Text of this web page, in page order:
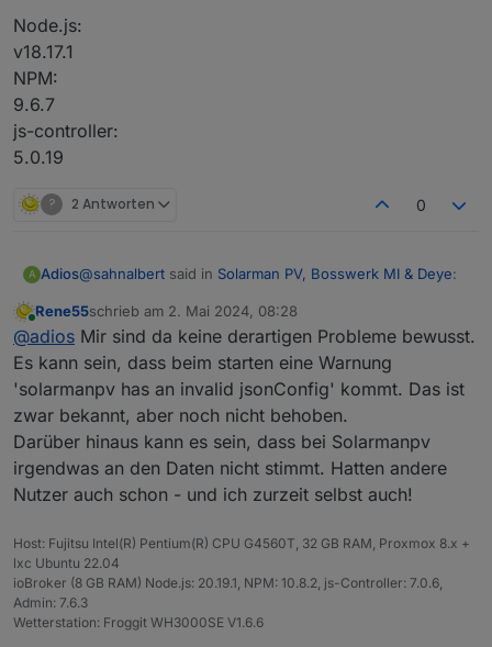
Node.js:
v18.17.1
NPM:
9.6.7
js-controller:
5.0.19
? 2 Antworten 0
A Adios@sahnalbert said in Solarman PV, Bosswerk MI & Deye:
Hi,
ich habe einen Deye Wechselrichter DEYE SUN-
12K-SG04LP3-EU und ein Microwechselrichter
Bosswerk 600
beide sind in der Solarmanpv Weboberfläche
Habe die app_id und app_secret von
Wenn ich meine credentials in den
Adaptereinstellungen eintrage (Firmenname lasse
ich leer) erhalte ich beim Speichern einen PopUp
[JsonConfig] Cannot set object: TypeError: Cannot
Ich habe seit November wohl keine Updates mehr von
der Anlage bekommen. Wenn ich den Adapter neu
konfigurieren möchte erhalte ich exakt den gleichen
Fehler. Ist dies schon behoben? Habe alle solarmanpv
sachen entfernt und neu installiert. Gleicher Fehler beim
eingeben der Daten.
Node.js:
v18.17.1
9.6.7
js-controller:
Online
Rene55schrieb am 2. Mai 2024, 08:28
zuletzt editiert von
@adios Mir sind da keine derartigen Probleme bewusst.
Es kann sein, dass beim starten eine Warnung
'solarmanpv has an invalid jsonConfig' kommt. Das ist
zwar bekannt, aber noch nicht behoben.
Darüber hinaus kann es sein, dass bei Solarmanpv
irgendwas an den Daten nicht stimmt. Hatten andere
Nutzer auch schon - und ich zurzeit selbst auch!
Host: Fujitsu Intel(R) Pentium(R) CPU G4560T, 32 GB RAM, Proxmox 8.x +
lxc Ubuntu 22.04
ioBroker (8 GB RAM) Node.js: 20.19.1, NPM: 10.8.2, js-Controller: 7.0.6,
Admin: 7.6.3
Wetterstation: Froggit WH3000SE V1.6.6